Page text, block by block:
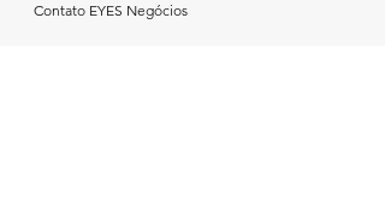
Contato EYES Negócios